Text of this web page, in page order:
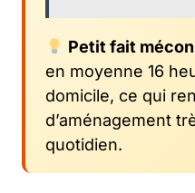
Petit fait
en moyenne 16
domicile, ce qui
d’aménagement
quotidien.